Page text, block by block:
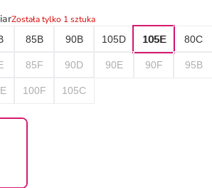
Została tylko 1 sztuka
85B 90B 105D 105E 80C
85F 90D 90E 90F 95B
100F 105C